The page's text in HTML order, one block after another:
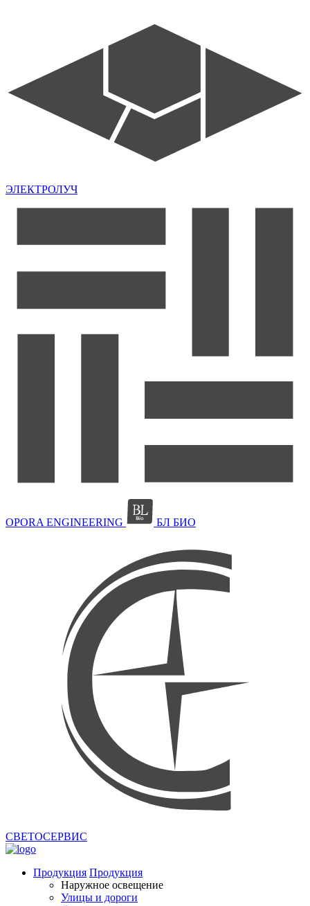
ЭЛЕКТРОЛУЧ
OPORA ENGINEERING БЛ БИО
СВЕТОСЕРВИС
Продукция Продукция
Наружное освещение
Улицы и дороги